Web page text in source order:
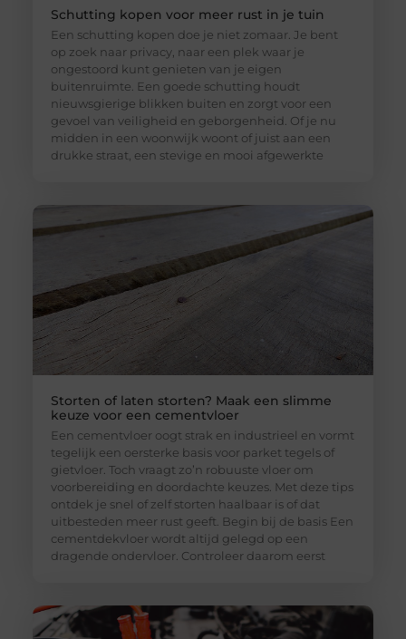
Schutting kopen voor meer rust in je tuin
Een schutting kopen doe je niet zomaar. Je bent
op zoek naar privacy, naar een plek waar je
ongestoord kunt genieten van je eigen
buitenruimte. Een goede schutting houdt
nieuwsgierige blikken buiten en zorgt voor een
gevoel van veiligheid en geborgenheid. Of je nu
midden in een woonwijk woont of juist aan een
drukke straat, een stevige en mooi afgewerkte
Storten of laten storten? Maak een slimme
keuze voor een cementvloer
Een cementvloer oogt strak en industrieel en vormt
tegelijk een oersterke basis voor parket tegels of
gietvloer. Toch vraagt zo’n robuuste vloer om
voorbereiding en doordachte keuzes. Met deze tips
ontdek je snel of zelf storten haalbaar is of dat
uitbesteden meer rust geeft. Begin bij de basis Een
cementdekvloer wordt altijd gelegd op een
dragende ondervloer. Controleer daarom eerst